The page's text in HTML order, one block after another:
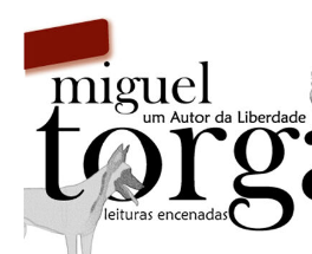
Acompanhe a Leiria Agenda
CULTURA
DESPORTO